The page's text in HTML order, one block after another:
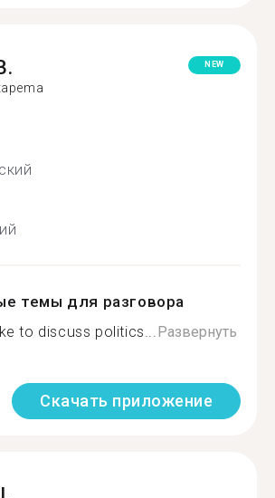
NEW
темы для разговора
to discuss politics...Развернуть
Скачать приложение